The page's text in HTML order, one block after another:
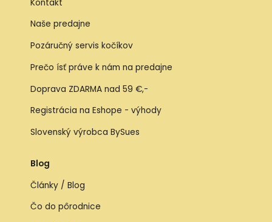
Kontakt
Naše predajne
Pozáručný servis kočíkov
Prečo ísť práve k nám na predajne
Doprava ZDARMA nad 59 €,-
Registrácia na Eshope - výhody
Slovenský výrobca BySues
Blog
Články / Blog
Čo do pôrodnice